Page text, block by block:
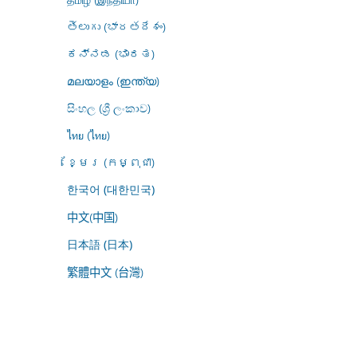
తెలుగు (భారతదేశం)
ಕನ್ನಡ (ಭಾರತ)
മലയാളം (ഇന്ത്യ)
සිංහල (ශ්‍රී ලංකාව)
ไทย (ไทย)
ខ្មែរ (កម្ពុជា)
한국어 (대한민국)
中文(中国)
日本語 (日本)
繁體中文 (台灣)